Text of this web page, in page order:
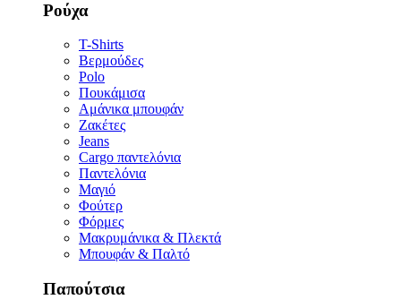
Ρούχα
T-Shirts
Βερμούδες
Polo
Πουκάμισα
Αμάνικα μπουφάν
Ζακέτες
Jeans
Cargo παντελόνια
Παντελόνια
Μαγιό
Φούτερ
Φόρμες
Μακρυμάνικα & Πλεκτά
Μπουφάν & Παλτό
Παπούτσια